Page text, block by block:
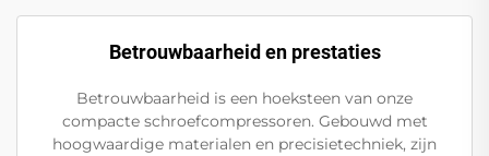
Betrouwbaarheid en prestaties
Betrouwbaarheid is een hoeksteen van onze
compacte schroefcompressoren. Gebouwd met
hoogwaardige materialen en precisietechniek, zijn